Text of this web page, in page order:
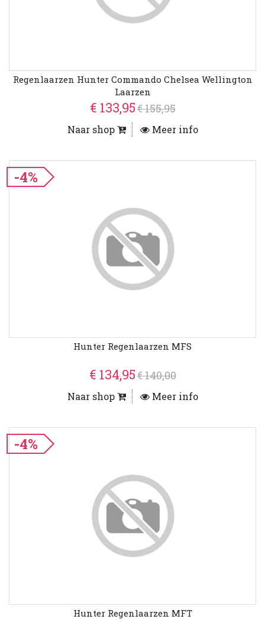
Regenlaarzen Hunter Commando Chelsea Wellington
Laarzen
€ 133,95€ 155,95
Naar shop Meer info
-4%
Hunter Regenlaarzen MFS
€ 134,95€ 140,00
Naar shop Meer info
-4%
Hunter Regenlaarzen MFT